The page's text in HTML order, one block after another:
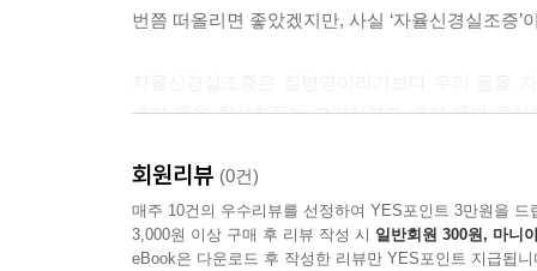
번쯤 떠올리면 좋았겠지만, 사실 ‘자율신경실조증
우리 몸을 활성화하는 교감신경과 우리 몸의 휴
『1주일 만에 좋아지는 자율신경』은 우리 몸과
좋은 습관 5가지를 제시한다. 바로 1시간 일찍 일
회원리뷰 (0건)
매주 10건의 우수리뷰를 선정하여 YES포인트 3만원을 드
3,000원 이상 구매 후 리뷰 작성 시 일반회원 300원, 마니
eBook은 다운로드 후 작성한 리뷰만 YES포인트 지급됩니